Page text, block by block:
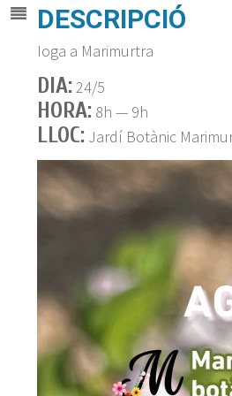
DESCRIPCIÓ
Ioga a Marimurtra
DIA: 24/5
HORA: 8h — 9h
LLOC: Jardí Botànic